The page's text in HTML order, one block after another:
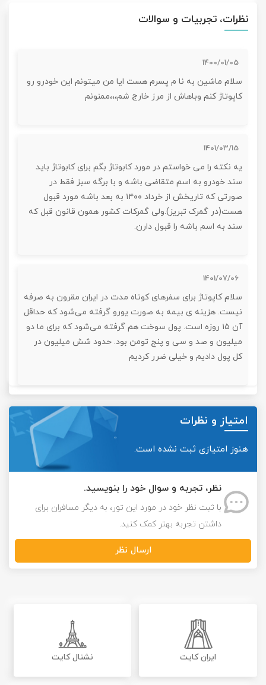
نظرات، تجربیات و سوالات
سلام ماشین به نا م پسرم هست ایا من میتونم این خودرو رو
کاپوتاژ کنم وباهاش از مرز خارج شم،،،ممنونم
یه نکته را می خواستم در مورد کابوتاژ بگم برای کابوتاژ باید
سند خودرو به اسم متقاضی باشه و با برگه سبز فقط در
صورتی که تاریخش از خرداد ۱۴۰۰ به بعد باشه مورد قبول
هست(در گمرک تبریز).ولی گمرکات کشور همون قانون قبل که
سند به اسم باشه را قبول دارن.
سلام کاپوتاژ برای سفرهای کوتاه مدت در ایران مقرون به صرفه
نیست. هزینه ی بیمه به صورت یورو گرفته می‌شود که حداقل
آن ۱۵ روزه است. پول سوخت هم گرفته می‌شود که برای ما دو
میلیون و صد و سی و پنج تومن بود. حدود شش میلیون در
کل پول دادیم و خیلی ضرر کردیم
امتیاز و نظرات
هنوز امتیازی ثبت نشده است.
نظر، تجربه و سوال خود را بنویسید.
با ثبت نظر خود در مورد این تور، به دیگر مسافران برای
داشتن تجربه بهتر کمک کنید.
ارسال نظر
ایران کایت نشنال کایت